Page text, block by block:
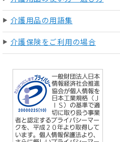
介護用品の用語集
介護保険をご利用の場合